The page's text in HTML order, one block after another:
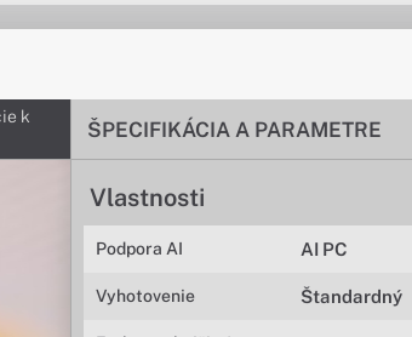
ŠPECIFIKÁCIA A PARAMETRE
Vlastnosti
Podpora AI AI PC
Vyhotovenie Štandardný
k